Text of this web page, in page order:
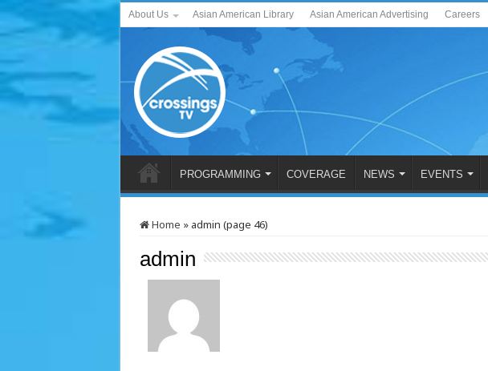
About Us Asian American Library Asian American Advertising Careers
PROGRAMMING COVERAGE NEWS EVENTS
Home » admin (page 46)
admin